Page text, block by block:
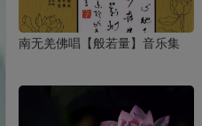
南无羌佛唱【般若量】音乐集